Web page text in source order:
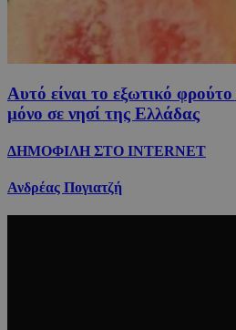
Αυτό είναι το εξωτικό φρούτο
μόνο σε νησί της Ελλάδας
ΔΗΜΟΦΙΛΗ ΣΤΟ INTERNET
Ανδρέας Πογιατζή